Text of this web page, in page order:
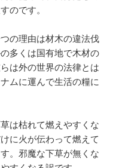
のです。
の理由は材木の違法伐
多くは国有地で木材の
は外の世界の法律とは
ムに運んで生活の糧に
は枯れて燃えやすくな
に火が伝わって燃えて
。邪魔な下草が無くな